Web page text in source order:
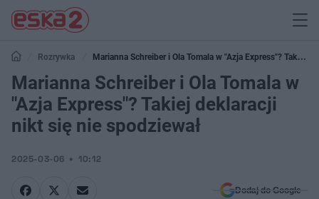
Rozrywka
Marianna Schreiber i Ola Tomala w "Azja Express"? Takiej
deklaracji nikt się nie spodziewał
Marianna Schreiber i Ola Tomala w
"Azja Express"? Takiej deklaracji
nikt się nie spodziewał
2025-03-06 10:12
Dodaj do Google